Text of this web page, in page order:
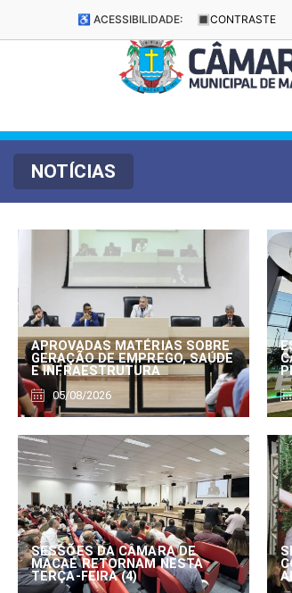
♿ ACESSIBILIDADE: 🔳 CONTRASTE
NOTÍCIAS
APROVADAS MATÉRIAS SOBRE
GERAÇÃO DE EMPREGO, SAÚDE
E INFRAESTRUTURA
05/08/2026
SESSÕES DA CÂMARA DE
MACAÉ RETORNAM NESTA
TERÇA-FEIRA (4)